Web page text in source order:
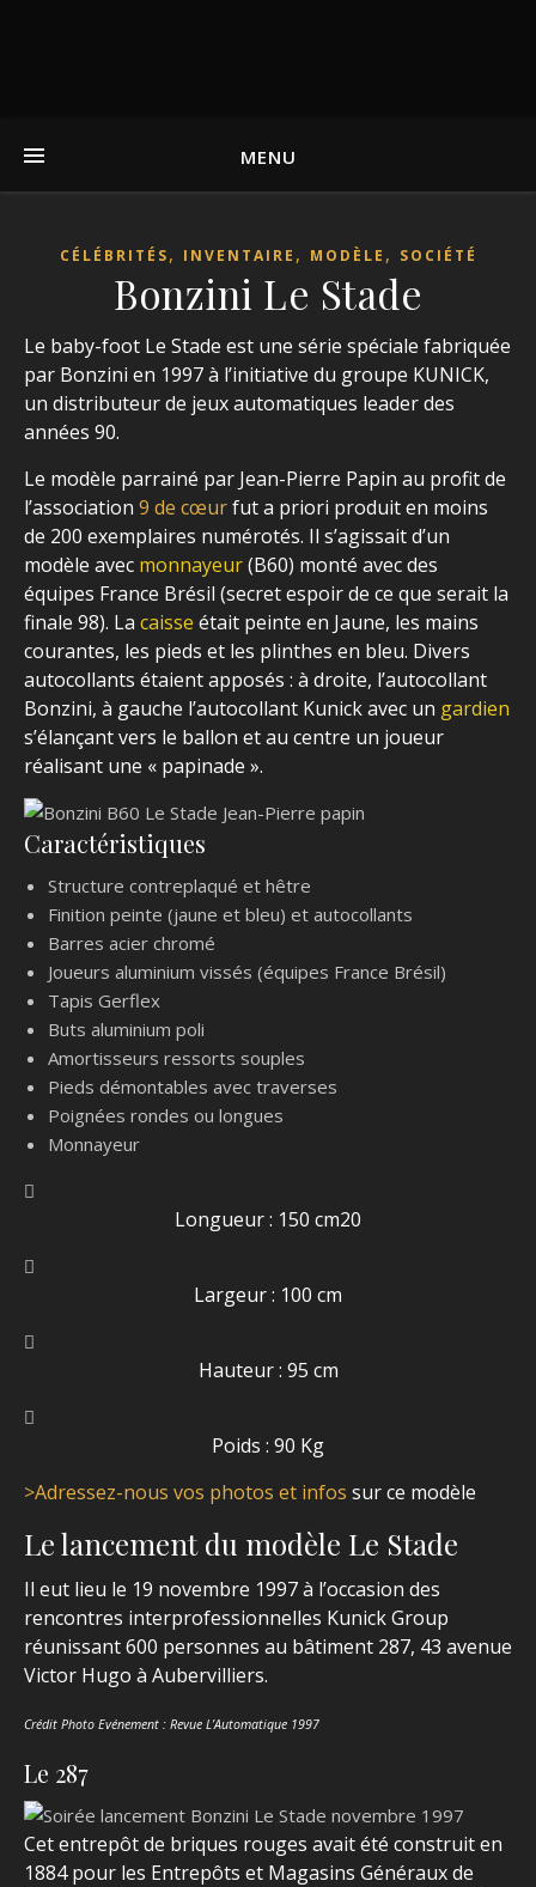
MENU
CÉLÉBRITÉS, INVENTAIRE , MODÈLE , SOCIÉTÉ
Bonzini Le Stade
Le baby-foot Le Stade est une série spéciale fabriquée
par Bonzini en 1997 à l’initiative du groupe KUNICK,
un distributeur de jeux automatiques leader des
années 90.
Le modèle parrainé par Jean-Pierre Papin au profit de
l’association 9 de cœurfut a priori produit en moins
de 200 exemplaires numérotés. Il s’agissait d’un
modèle avec monnayeur(B60) monté avec des
équipes France Brésil (secret espoir de ce que serait la
finale 98). La caisse était peinte en Jaune, les mains
courantes, les pieds et les plinthes en bleu. Divers
autocollants étaient apposés : à droite, l’autocollant
Bonzini, à gauche l’autocollant Kunick avec un gardien
s’élançant vers le ballon et au centre un joueur
réalisant une « papinade ».
Caractéristiques
Structure contreplaqué et hêtre
Finition peinte (jaune et bleu) et autocollants
Barres acier chromé
Joueurs aluminium vissés (équipes France Brésil)
Tapis Gerflex
Buts aluminium poli
Amortisseurs ressorts souples
Pieds démontables avec traverses
Poignées rondes ou longues
Monnayeur
Longueur : 150 cm20
Largeur : 100 cm
Hauteur : 95 cm
Poids : 90 Kg
>Adressez-nous vos photos et infos sur ce modèle
Le lancement du modèle Le Stade
Il eut lieu le 19 novembre 1997 à l’occasion des
rencontres interprofessionnelles Kunick Group
réunissant 600 personnes au bâtiment 287, 43 avenue
Victor Hugo à Aubervilliers.
Crédit Photo Evénement : Revue L’Automatique 1997
Le 287
Cet entrepôt de briques rouges avait été construit en
1884 pour les Entrepôts et Magasins Généraux de